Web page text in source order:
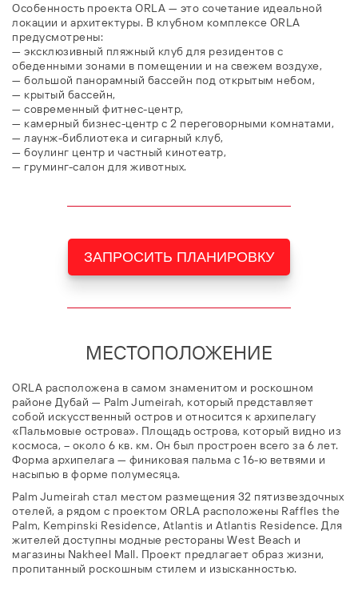
Особенность проекта ORLA — это сочетание идеальной
локации и архитектуры. В клубном комплексе ORLA
предусмотрены:
— эксклюзивный пляжный клуб для резидентов с
обеденными зонами в помещении и на свежем воздухе,
— большой панорамный бассейн под открытым небом,
— крытый бассейн,
— современный фитнес-центр,
— камерный бизнес-центр с 2 переговорными комнатами,
— лаунж-библиотека и сигарный клуб,
— боулинг центр и частный кинотеатр,
— груминг-салон для животных.
ЗАПРОСИТЬ ПЛАНИРОВКУ
МЕСТОПОЛОЖЕНИЕ
ORLA расположена в самом знаменитом и роскошном
районе Дубай — Palm Jumeirah, который представляет
собой искусственный остров и относится к архипелагу
«Пальмовые острова». Площадь острова, который видно из
космоса, – около 6 кв. км. Он был простроен всего за 6 лет.
Форма архипелага — финиковая пальма с 16-ю ветвями и
насыпью в форме полумесяца.
Palm Jumeirah стал местом размещения 32 пятизвездочных
отелей, а рядом с проектом ORLA расположены Raffles the
Palm, Kempinski Residence, Atlantis и Atlantis Residence. Для
жителей доступны модные рестораны West Beach и
магазины Nakheel Mall. Проект предлагает образ жизни,
пропитанный роскошным стилем и изысканностью.